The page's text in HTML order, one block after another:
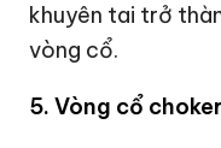
khuyên tai trở
vòng cổ.
5. Vòng cổ